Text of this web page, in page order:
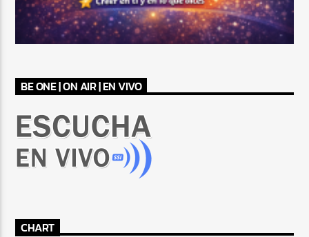
BE ONE | ON AIR | EN VIVO
CHART